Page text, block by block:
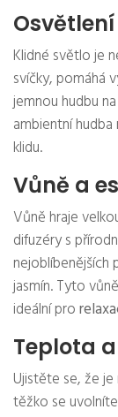
Klidné světlo je
svíčky, pomáhá
jemnou hudbu
ambientní
klidu.
Vůně a
Vůně hraje
difuzéry s
nejoblíbenějších
jasmín. Tyto
ideální pro
Teplota
Ujistěte se, že
těžko se